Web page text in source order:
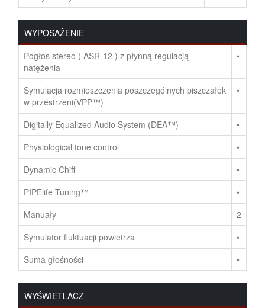
WYPOSAŻENIE
Pogłos stereo ( ASR-12 ) z płynną regulacją
natężenia
•
Symulacja rozmieszczenia poszczególnych piszczałek
w przestrzeni(VPP™)
•
Digitally Equalized Audio System (DEA™)
•
Physiological tone control
•
Dynamic Chiff
•
PIPElife Tuning™
•
Manuały
2
Symulator fluktuacji powietrza
•
Suma głośności
•
WYŚWIETLACZ